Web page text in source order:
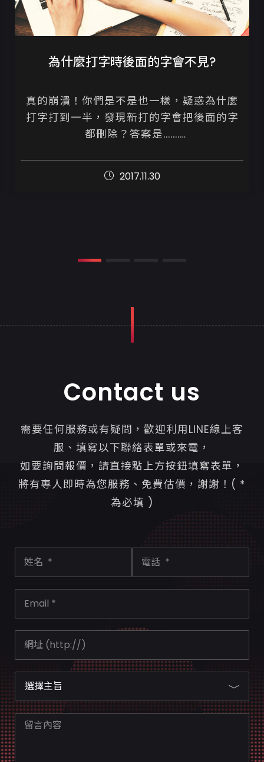
為什麼打字時後面的字會不見?
真的崩潰！你們是不是也一樣，疑惑為什麼
打字打到一半，發現新打的字會把後面的字
都刪除？答案是.......
按到INSERT鍵！
2017.11.30
Contact us
需要任何服務或有疑問，歡迎利用LINE線上客
服、填寫以下聯絡表單或來電，
如要詢問報價，請直接點上方按鈕填寫表單，
將有專人即時為您服務、免費估價，謝謝！( *
為必填 )